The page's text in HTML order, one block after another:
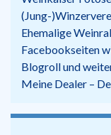
(Jung-
Ehemalige
Facebookseiten
Blogroll und
Meine Dealer –